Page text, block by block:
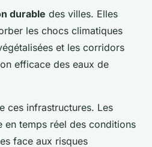
durable des villes. Elles
les chocs climatiques
et les corridors
efficace des eaux de
ces infrastructures. Les
en temps réel des conditions
face aux risques